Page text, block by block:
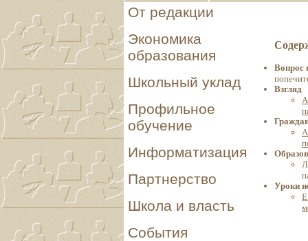
От редакции
Экономика
образования
Школьный уклад
Профильное
обучение
Информатизация
Партнерство
Школа и власть
События
Вопрос
Взгляд
Уроки